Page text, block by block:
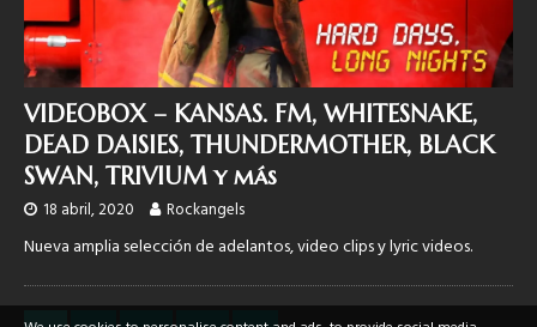
VIDEOBOX – KANSAS. FM, WHITESNAKE,
DEAD DAISIES, THUNDERMOTHER, BLACK
SWAN, TRIVIUM y más
18 abril, 2020 Rockangels
Nueva amplia selección de adelantos, video clips y lyric videos.